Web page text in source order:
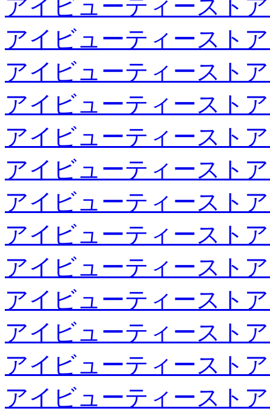
アイビューティースト
アイビューティースト
アイビューティースト
アイビューティースト
アイビューティースト
アイビューティースト
アイビューティースト
アイビューティースト
アイビューティースト
アイビューティースト
アイビューティースト
アイビューティースト
アイビューティースト